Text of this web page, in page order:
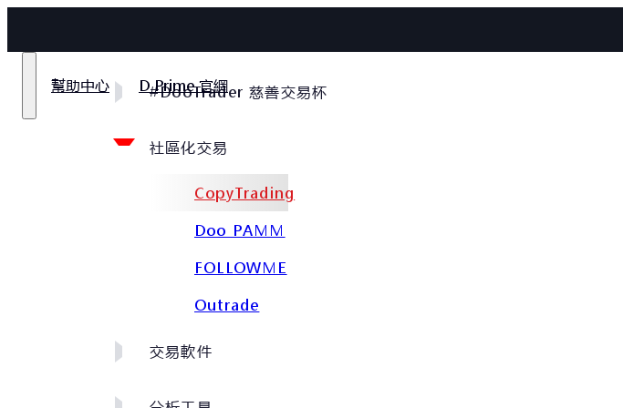
幫助中心 D Prime 官網
#DooTrader 慈善交易杯
社區化交易
CopyTrading
Doo PAMM
FOLLOWME
Outrade
交易軟件